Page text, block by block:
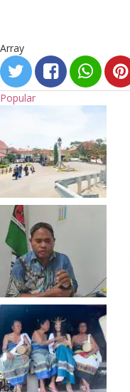
Array
Popular